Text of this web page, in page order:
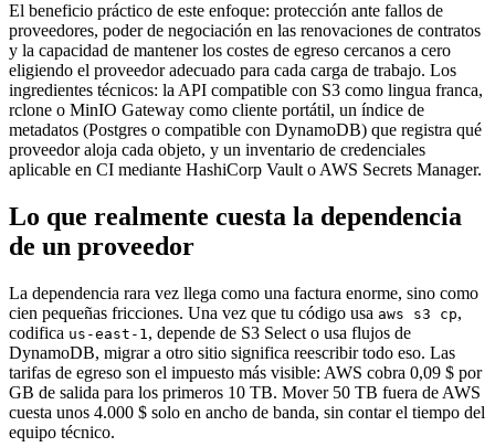
El beneficio práctico de este enfoque: protección ante fallos de
proveedores, poder de negociación en las renovaciones de contratos
y la capacidad de mantener los costes de egreso cercanos a cero
eligiendo el proveedor adecuado para cada carga de trabajo. Los
ingredientes técnicos: la API compatible con S3 como lingua franca,
rclone o MinIO Gateway como cliente portátil, un índice de
metadatos (Postgres o compatible con DynamoDB) que registra qué
proveedor aloja cada objeto, y un inventario de credenciales
aplicable en CI mediante HashiCorp Vault o AWS Secrets Manager.
Lo que realmente cuesta la dependencia
de un proveedor
La dependencia rara vez llega como una factura enorme, sino como
cien pequeñas fricciones. Una vez que tu código usa aws s3 cp,
codifica us-east-1 , depende de S3 Select o usa flujos de
DynamoDB, migrar a otro sitio significa reescribir todo eso. Las
tarifas de egreso son el impuesto más visible: AWS cobra 0,09 $ por
GB de salida para los primeros 10 TB. Mover 50 TB fuera de AWS
cuesta unos 4.000 $ solo en ancho de banda, sin contar el tiempo del
equipo técnico.